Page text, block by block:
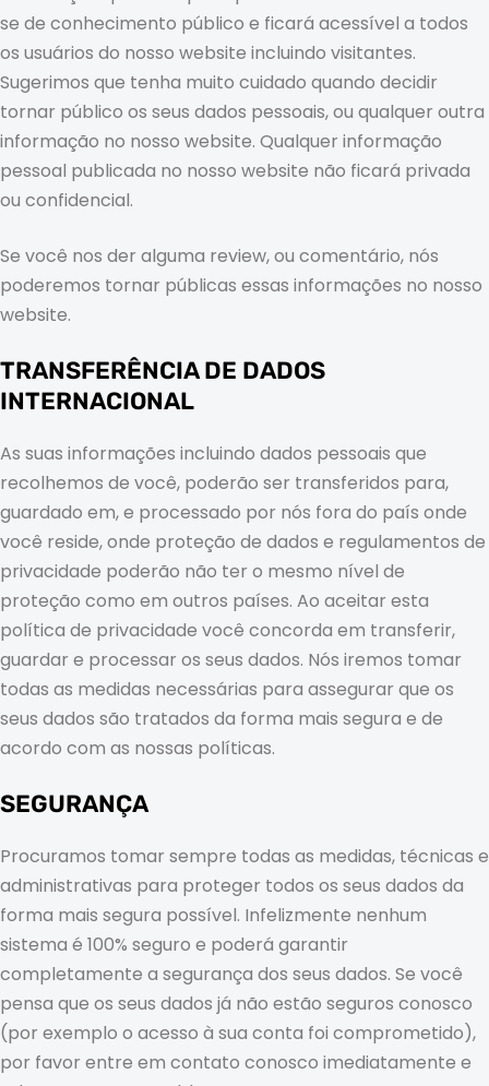
se de conhecimento público e ficará acessível a todos
os usuários do nosso website incluindo visitantes.
Sugerimos que tenha muito cuidado quando decidir
tornar público os seus dados pessoais, ou qualquer outra
informação no nosso website. Qualquer informação
pessoal publicada no nosso website não ficará privada
ou confidencial.
Se você nos der alguma review, ou comentário, nós
poderemos tornar públicas essas informações no nosso
website.
TRANSFERÊNCIA DE DADOS
INTERNACIONAL
As suas informações incluindo dados pessoais que
recolhemos de você, poderão ser transferidos para,
guardado em, e processado por nós fora do país onde
você reside, onde proteção de dados e regulamentos de
privacidade poderão não ter o mesmo nível de
proteção como em outros países. Ao aceitar esta
política de privacidade você concorda em transferir,
guardar e processar os seus dados. Nós iremos tomar
todas as medidas necessárias para assegurar que os
seus dados são tratados da forma mais segura e de
acordo com as nossas políticas.
SEGURANÇA
Procuramos tomar sempre todas as medidas, técnicas e
administrativas para proteger todos os seus dados da
forma mais segura possível. Infelizmente nenhum
sistema é 100% seguro e poderá garantir
completamente a segurança dos seus dados. Se você
pensa que os seus dados já não estão seguros conosco
(por exemplo o acesso à sua conta foi comprometido),
por favor entre em contato conosco imediatamente e